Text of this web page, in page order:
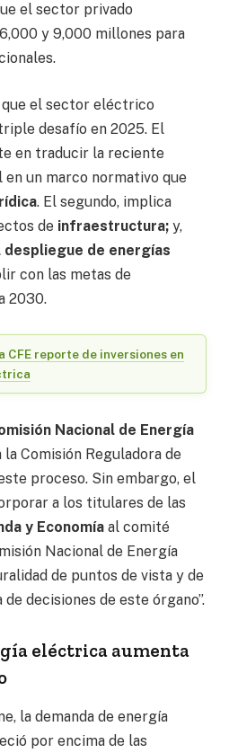
el sector privado
y 9,000 millones para
el sector eléctrico
desafío en 2025. El
en traducir la reciente
un marco normativo que
. El segundo, implica
de infraestructura; y,
despliegue de energías
con las metas de
2030.
CFE reporte de inversiones en
Nacional de Energía
la Comisión Reguladora de
proceso. Sin embargo, el
a los titulares de las
y Economía al comité
Nacional de Energía
de puntos de vista y de
decisiones de este órgano”.
eléctrica aumenta
la demanda de energía
por encima de las